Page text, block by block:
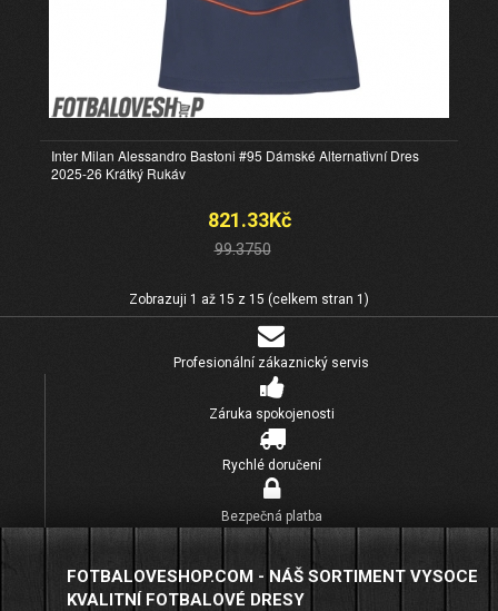
Inter Milan Alessandro Bastoni #95 Dámské Alternativní Dres
2025-26 Krátký Rukáv
821.33Kč
99.3750
Zobrazuji 1 až 15 z 15 (celkem stran 1)
Profesionální zákaznický servis
Záruka spokojenosti
Rychlé doručení
Bezpečná platba
FOTBALOVESHOP.COM - NÁŠ SORTIMENT VYSOCE
KVALITNÍ FOTBALOVÉ DRESY